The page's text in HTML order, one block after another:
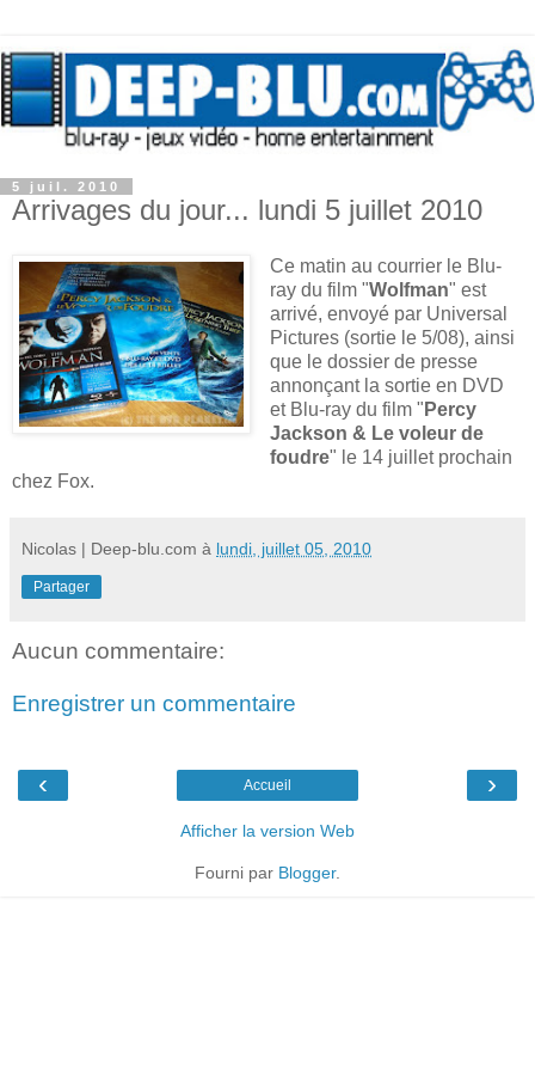
5 juil. 2010
Arrivages du jour... lundi 5 juillet 2010
Ce matin au courrier le Blu-
ray du film "Wolfman" est
arrivé, envoyé par Universal
Pictures (sortie le 5/08), ainsi
que le dossier de presse
annonçant la sortie en DVD
et Blu-ray du film " Percy
Jackson & Le voleur de
foudre" le 14 juillet prochain
chez Fox.
Nicolas | Deep-blu.com à lundi, juillet 05, 2010
Partager
Aucun commentaire:
Enregistrer un commentaire
‹ ›
Accueil
Afficher la version Web
Fourni par Blogger.